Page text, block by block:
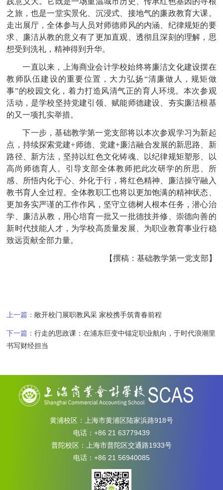
之旅，也是一堂实景化、沉浸式、接地气的廉政教育大课。
走出展厅，全体参与人员对师德师风的内涵、纪律规矩的要
求、廉洁从教的意义有了更加直观、透彻且深刻的理解，思
想受到洗礼，精神得到升华。
一直以来，上海商业会计学校始终将廉洁文化建设摆在
教师队伍建设的重要位置，大力弘扬“清廉做人，规矩做
事”的校园文化，着力打造风清气正的育人环境。本次参观
活动，是学校坚持党建引领、赋能师德建设、夯实廉洁根基
的又一项扎实举措。
下一步，基础教学第一党支部将以本次参观学习为新起
点，持续探索党建+师德、党建+廉洁融合发展的新思路、新
路径、新方法，坚持以红色文化铸魂、以纪律规矩塑形、以
高尚师德育人。引导支部全体教师把此次研学的所思、所
感、所悟内化于心、外化于行，将红色精神、廉洁操守融入
教书育人全过程。全体教职工也将以更加饱满的精神状态、
更加务实严谨的工作作风，坚守立德树人根本任务，潜心治
学、廉洁从教，用心培育一批又一批德技并修、崇德向善的
新时代技能人才，为学校高质量发展、为职业教育事业行稳
致远贡献全部力量。
【撰稿：基础教学第一党支部】
上一篇：敞开校门展职教风采 家校携手筑青春前程
下一篇：行走的思政课：在浦东巨变中锚定职业航向，于时代浪潮里
书写财经担当
黄浦校区：上海市黄浦区陆家浜路918号
电话：+86 21 63779439
普陀校区：上海市普陀区交通路1933号
电话：+86 21 56940085